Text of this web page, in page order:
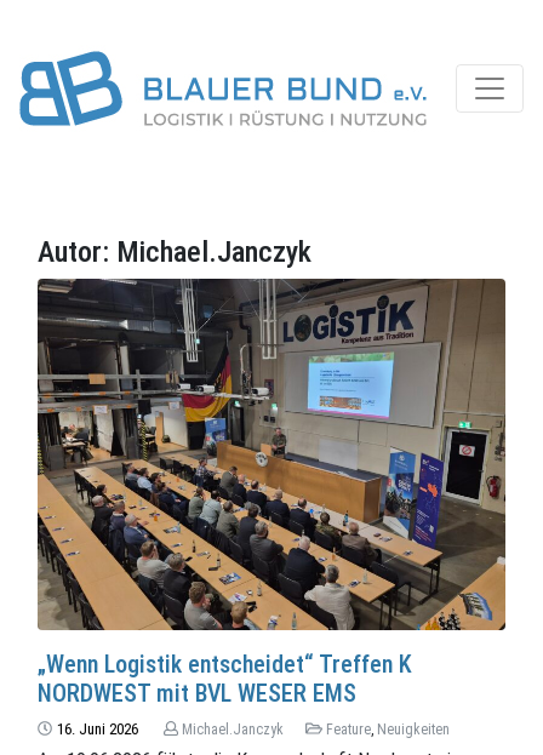
Autor: Michael.Janczyk
„Wenn Logistik entscheidet“ Treffen K
NORDWEST mit BVL WESER EMS
16. Juni 2026 Michael.Janczyk Feature Neuigkeiten